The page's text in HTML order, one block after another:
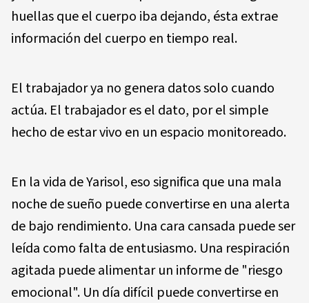
huellas que el cuerpo iba dejando, ésta extrae
información del cuerpo en tiempo real.
El trabajador ya no genera datos solo cuando
actúa. El trabajador es el dato, por el simple
hecho de estar vivo en un espacio monitoreado.
En la vida de Yarisol, eso significa que una mala
noche de sueño puede convertirse en una alerta
de bajo rendimiento. Una cara cansada puede ser
leída como falta de entusiasmo. Una respiración
agitada puede alimentar un informe de "riesgo
emocional". Un día difícil puede convertirse en